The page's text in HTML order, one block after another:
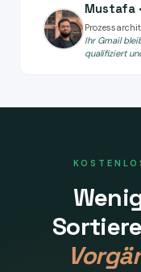
Mustafa
Ihr Gmail
qualifiziert